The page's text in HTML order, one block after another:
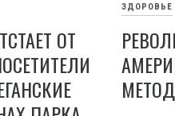
ОТ
ЗДОРОВЬЕ